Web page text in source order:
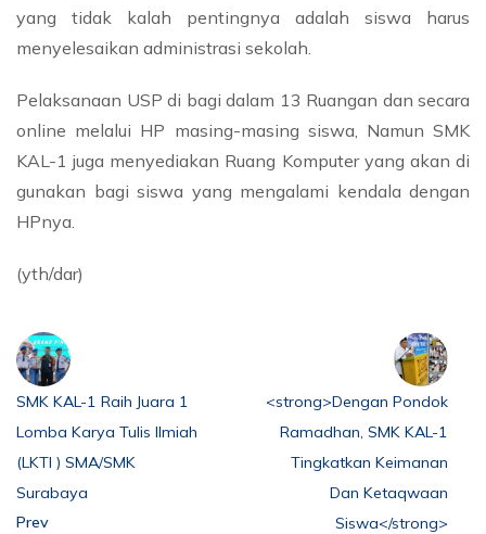
yang tidak kalah pentingnya adalah siswa harus
menyelesaikan administrasi sekolah.
Pelaksanaan USP di bagi dalam 13 Ruangan dan secara
online melalui HP masing-masing siswa, Namun SMK
KAL-1 juga menyediakan Ruang Komputer yang akan di
gunakan bagi siswa yang mengalami kendala dengan
HPnya.
(yth/dar)
SMK KAL-1 Raih Juara 1
Lomba Karya Tulis Ilmiah
(LKTI ) SMA/SMK
Surabaya
Prev
<strong>Dengan Pondok
Ramadhan, SMK KAL-1
Tingkatkan Keimanan
Dan Ketaqwaan
Siswa</strong>